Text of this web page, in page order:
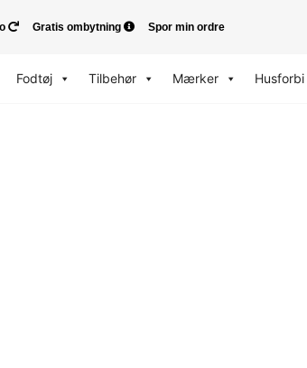
Gratis ombytning Spor min ordre
Fodtøj Tilbehør Mærker Husforbi